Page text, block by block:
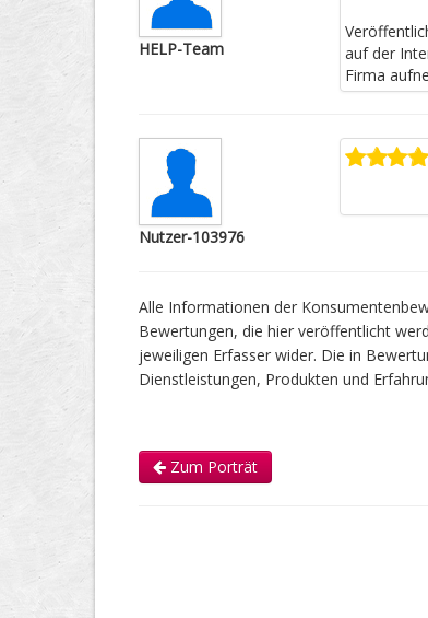
HELP-Team
auf der
Firma
Nutzer-103976
Alle Informationen der
Bewertungen, die hier veröffentlicht
jeweiligen Erfasser wider. Die in
Dienstleistungen, Produkten und
Zum Porträt